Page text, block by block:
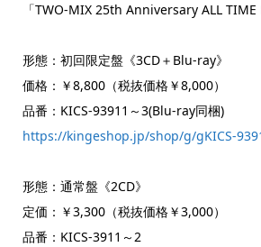
「TWO-MIX 25th Anniversary ALL TIME
形態：初回限定盤《3CD＋Blu-ray》
価格：￥8,800（税抜価格￥8,000）
品番：KICS-93911～3(Blu-ray同梱)
https://kingeshop.jp/shop/g/gKICS-
形態：通常盤《2CD》
定価：￥3,300（税抜価格￥3,000）
品番：KICS-3911～2